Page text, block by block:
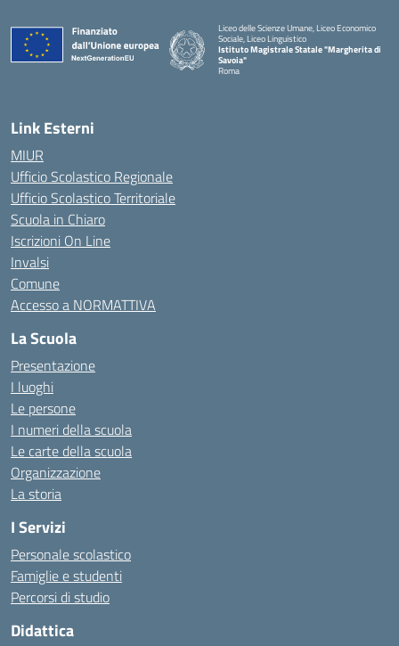
Liceo delle Scienze Umane, Liceo Economico
Sociale, Liceo Linguistico
Istituto Magistrale Statale "Margherita di
Savoia"
Roma
Link Esterni
MIUR
Ufficio Scolastico Regionale
Ufficio Scolastico Territoriale
Scuola in Chiaro
Iscrizioni On Line
Invalsi
Comune
Accesso a NORMATTIVA
La Scuola
Presentazione
I luoghi
Le persone
I numeri della scuola
Le carte della scuola
Organizzazione
La storia
I Servizi
Personale scolastico
Famiglie e studenti
Percorsi di studio
Didattica